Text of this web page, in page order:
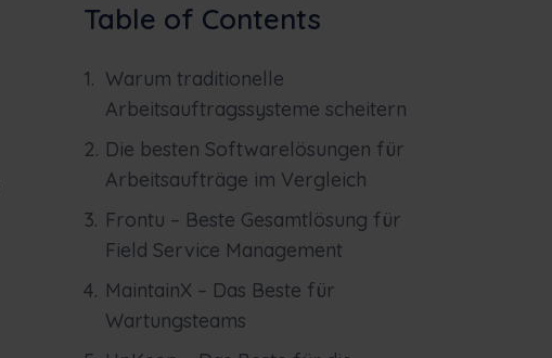
Table of Contents
Warum traditionelle
Arbeitsauftragssysteme scheitern
Die besten Softwarelösungen für
Arbeitsaufträge im Vergleich
Frontu – Beste Gesamtlösung für
Field Service Management
MaintainX – Das Beste für
Wartungsteams